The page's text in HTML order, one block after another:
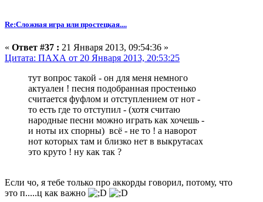
Re:Сложная игра или простецкая....
« Ответ #37 : 21 Января 2013, 09:54:36 »
Цитата: ПАХА от 20 Января 2013, 20:53:25
тут вопрос такой - он для меня немного
актуален ! песня подобранная простенько
считается фуфлом и отступлением от нот -
то есть где то отступил - (хотя считаю
народные песни можно играть как хочешь -
и ноты их спорны) всё - не то ! а наворот
нот которых там и близко нет в выкрутасах
это круто ! ну как так ?
Если чо, я тебе только про аккорды говорил, потому, что
это п.....ц как важно